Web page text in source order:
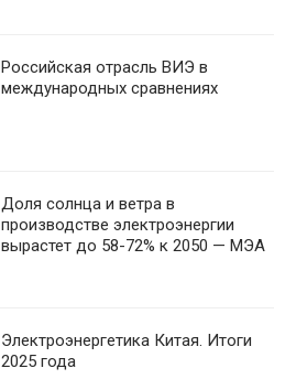
Российская отрасль ВИЭ в
международных сравнениях
Доля солнца и ветра в
производстве электроэнергии
вырастет до 58-72% к 2050 — МЭА
Электроэнергетика Китая. Итоги
2025 года